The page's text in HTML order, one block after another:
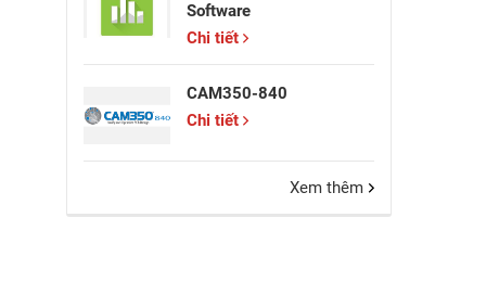
Software
Chi tiết
CAM350-840
Chi tiết
Xem thêm